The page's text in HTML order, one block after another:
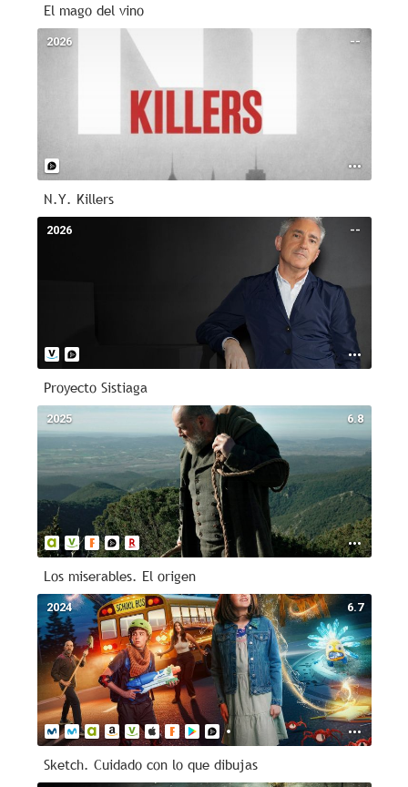
El mago del vino
--
2026
N.Y. Killers
--
2026
Proyecto Sistiaga
6.8
2025
Los miserables. El origen
6.7
2024
Sketch. Cuidado con lo que dibujas